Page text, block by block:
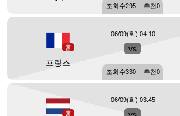
조회수295 | 추천0
홈
프랑스
vs
06/09(화) 04:10
조회수330 | 추천0
홈
06/09(화) 03:45